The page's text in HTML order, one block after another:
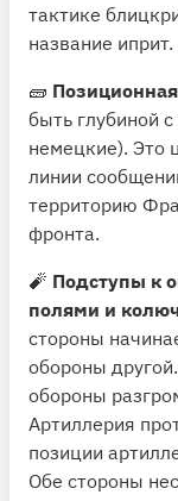
тактике
название иприт.
🧱
быть глубиной
немецкие). Это
линии
территорию
фронта.
🧨 Подступы к
полями и
стороны
обороны
обороны
Артиллерия
позиции
Обе стороны